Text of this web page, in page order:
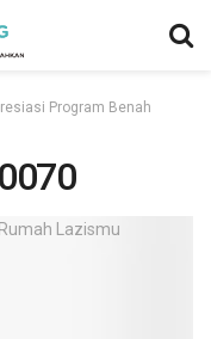
Program Benah